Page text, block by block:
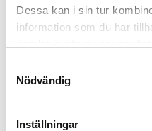
Dessa kan i sin tur
information som du har
Nödvändig
Inställningar
Fler varianter Beställningsvara
SOFA - FONT LIGHT